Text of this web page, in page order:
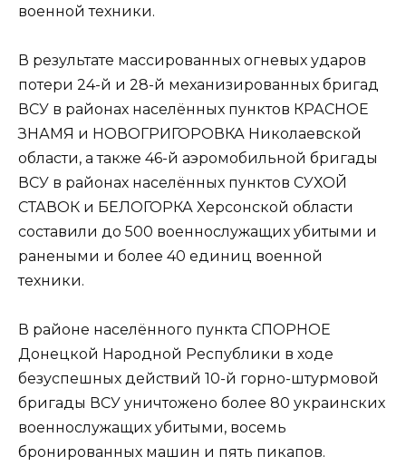
военной техники.
В результате массированных огневых ударов
потери 24-й и 28-й механизированных бригад
ВСУ в районах населённых пунктов КРАСНОЕ
ЗНАМЯ и НОВОГРИГОРОВКА Николаевской
области, а также 46-й аэромобильной бригады
ВСУ в районах населённых пунктов СУХОЙ
СТАВОК и БЕЛОГОРКА Херсонской области
составили до 500 военнослужащих убитыми и
ранеными и более 40 единиц военной
техники.
В районе населённого пункта СПОРНОЕ
Донецкой Народной Республики в ходе
безуспешных действий 10-й горно-штурмовой
бригады ВСУ уничтожено более 80 украинских
военнослужащих убитыми, восемь
бронированных машин и пять пикапов.